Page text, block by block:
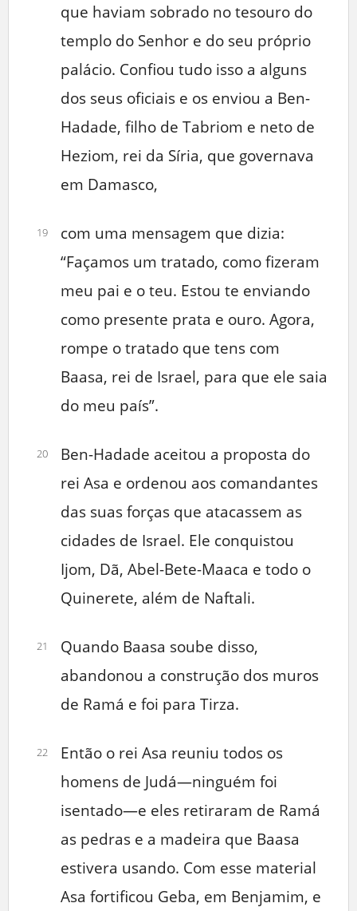
que haviam sobrado no tesouro do
templo do Senhor e do seu próprio
palácio. Confiou tudo isso a alguns
dos seus oficiais e os enviou a Ben-
Hadade, filho de Tabriom e neto de
Heziom, rei da Síria, que governava
em Damasco,
19
com uma mensagem que dizia:
“Façamos um tratado, como fizeram
meu pai e o teu. Estou te enviando
como presente prata e ouro. Agora,
rompe o tratado que tens com
Baasa, rei de Israel, para que ele saia
do meu país”.
20
Ben-Hadade aceitou a proposta do
rei Asa e ordenou aos comandantes
das suas forças que atacassem as
cidades de Israel. Ele conquistou
Ijom, Dã, Abel-Bete-Maaca e todo o
Quinerete, além de Naftali.
21
Quando Baasa soube disso,
abandonou a construção dos muros
de Ramá e foi para Tirza.
22
Então o rei Asa reuniu todos os
homens de Judá—ninguém foi
isentado—e eles retiraram de Ramá
as pedras e a madeira que Baasa
estivera usando. Com esse material
Asa fortificou Geba, em Benjamim, e